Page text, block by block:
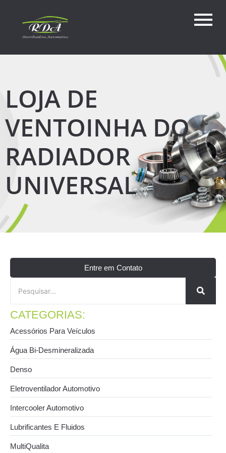
LOJA DE
VENTOINHA DO
RADIADOR
UNIVERSAL
Entre em Contato
CATEGORIAS:
Acessórios Para Veículos
Água Bi-Desmineralizada
Denso
Eletroventilador Automotivo
Intercooler Automotivo
Lubrificantes E Fluidos
MultiQualita